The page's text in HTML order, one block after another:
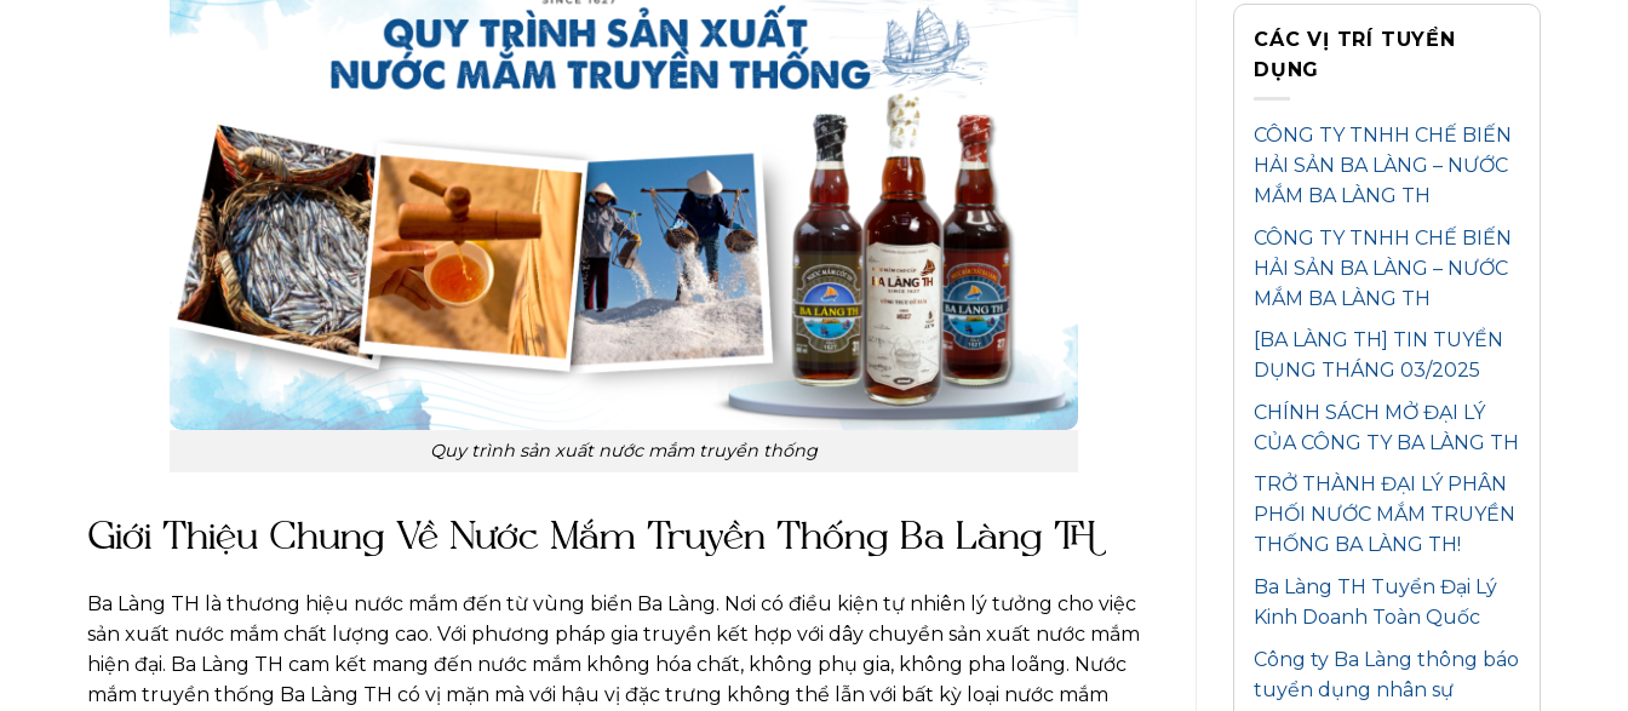
Quy trình sản xuất nước mắm truyền thống
Giới Thiệu Chung Về Nước Mắm Truyền Thống Ba Làng TH
Ba Làng TH là thương hiệu nước mắm đến từ vùng biển Ba Làng. Nơi có điều kiện tự nhiên lý tưởng cho việc
sản xuất nước mắm chất lượng cao. Với phương pháp gia truyền kết hợp với dây chuyền sản xuất nước mắm
hiện đại. Ba Làng TH cam kết mang đến nước mắm không hóa chất, không phụ gia, không pha loãng. Nước
mắm truyền thống Ba Làng TH có vị mặn mà với hậu vị đặc trưng không thể lẫn với bất kỳ loại nước mắm
CÁC VỊ TRÍ TUYỂN
DỤNG
CÔNG TY TNHH CHẾ BIẾN
HẢI SẢN BA LÀNG – NƯỚC
MẮM BA LÀNG TH
CÔNG TY TNHH CHẾ BIẾN
HẢI SẢN BA LÀNG – NƯỚC
MẮM BA LÀNG TH
[BA LÀNG TH] TIN TUYỂN
DỤNG THÁNG 03/2025
CHÍNH SÁCH MỞ ĐẠI LÝ
CỦA CÔNG TY BA LÀNG TH
TRỞ THÀNH ĐẠI LÝ PHÂN
PHỐI NƯỚC MẮM TRUYỀN
THỐNG BA LÀNG TH!
Ba Làng TH Tuyển Đại Lý
Kinh Doanh Toàn Quốc
Công ty Ba Làng thông báo
tuyển dụng nhân sự